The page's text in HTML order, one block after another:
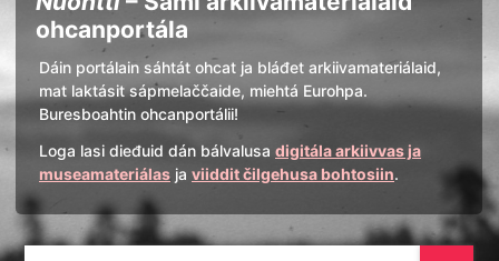
Page Nord
ohcanportála
Dáin portálain sáhtát ohcat ja bláđet arkiivamateriálaid,
mat laktásit sápmelaččaide, miehtá Eurohpa.
Buresboahtin ohcanportálii!
Loga lasi dieđuid dán bálvalusa digitála arkiivvas ja
museamateriálas ja viiddit čilgehusa bohtosiin.